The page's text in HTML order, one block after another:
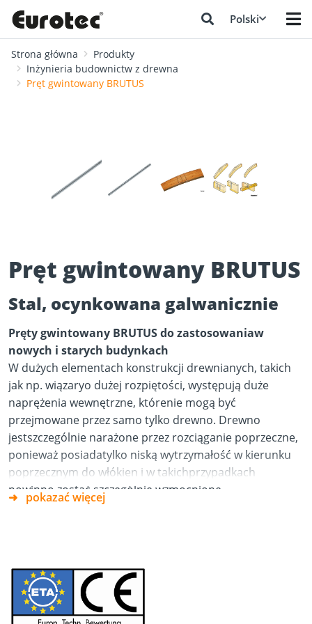
Polski
Strona główna
Produkty
Inżynieria budownictw z drewna
Pręt gwintowany BRUTUS
Pręt gwintowany BRUTUS
Stal, ocynkowana galwanicznie
Pręty gwintowany BRUTUS do zastosowaniaw
nowych i starych budynkach
W dużych elementach konstrukcji drewnianych, takich
jak np. wiązaryo dużej rozpiętości, występują duże
naprężenia wewnętrzne, którenie mogą być
przejmowane przez samo tylko drewno. Drewno
jestszczególnie narażone przez rozciąganie poprzeczne,
ponieważ posiadatylko niską wytrzymałość w kierunku
poprzecznym do włókien i w takichprzypadkach
powinno zostać szczególnie wzmocnione.
Pręty gwintowane BRUTUS przejmują poprzeczne siły
wiązarów), jak i przy remontach.W nowym budownictwie
pozwalają one na uzyskanie większychrozpiętości
podpór lub mniejszych przekrojów drewna, natomiast
pokazać więcej